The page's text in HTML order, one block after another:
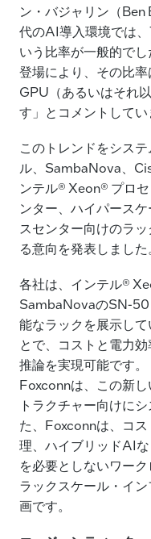
ン・バジャリン（
代のAI導入環境では
いう比率が一般的で
登場により、その比
GPU（あるいはそれ
す」とコメントしてい
このトレンドをシス
ル、SambaNova、
ンテル® Xeon® プロ
ンター、ハイパース
スセンター向けのラ
る意向を発表しました
各社は、インテル®
SambaNovaのSN-50
能なラックを展示し
とで、コストと電力
推論を実現可能です。
Foxconnは、この新
トラクチャー向けに
た、Foxconnは、コ
理、ハイブリッドAI
を必要としないワー
ラックスケール・イ
画です。